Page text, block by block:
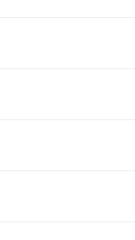
Spells. #VanKushFamily
retain them in Hive.
resiliente honrando el legado de